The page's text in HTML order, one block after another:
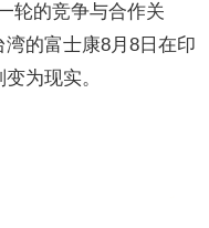
轮的竞争与合作关
的富士康8月8日在印
为现实。